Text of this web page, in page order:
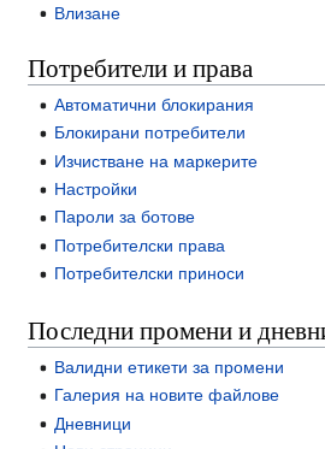
Влизане
Потребители и права
Автоматични блокирания
Блокирани потребители
Изчистване на маркерите
Настройки
Пароли за ботове
Потребителски права
Потребителски приноси
Последни промени и
Валидни етикети за промени
Галерия на новите файлове
Дневници